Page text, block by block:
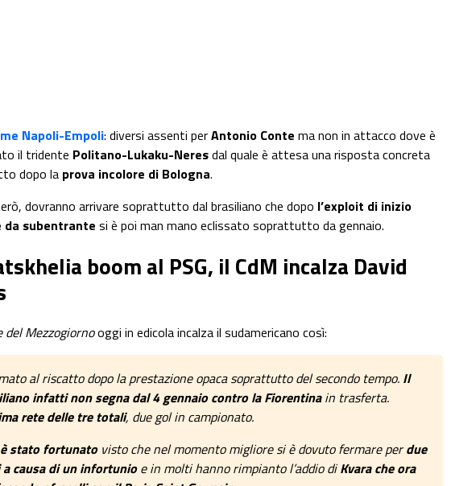
Napoli-Empoli: diversi assenti perAntonio Conte ma non in attacco dove è
il tridente Politano-Lukaku-Neresdal quale è attesa una risposta concreta
dopo la prova incolore di Bologna.
dovranno arrivare soprattutto dal brasiliano che dopo l’exploit di inizio
da subentrante si è poi man mano eclissato soprattutto da gennaio.
boom al PSG, il CdM incalza David
del Mezzogiornooggi in edicola incalza il sudamericano così:
al riscatto dopo la prestazione opaca soprattutto del secondo tempo. Il
infatti non segna dal 4 gennaio contro la Fiorentinain trasferta.
rete delle tre totali, due gol in campionato.
stato fortunatovisto che nel momento migliore si è dovuto fermare perdue
a causa di un infortunioe in molti hanno rimpianto l’addio diKvara che ora